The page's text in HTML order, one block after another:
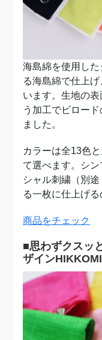
海島綿を使用し
る海島綿で仕上
います。生地の
う加工でビロー
ました。
カラーは全13色
て選べます。シ
シャル刺繍（別
る一枚に仕上げる
商品をチェック
■思わずクスッ
ザイン